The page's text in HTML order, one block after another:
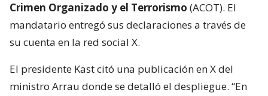
Crimen Organizado y el Terrorismo (ACOT). El
mandatario entregó sus declaraciones a través de
su cuenta en la red social X.
El presidente Kast citó una publicación en X del
ministro Arrau donde se detalló el despliegue. “En